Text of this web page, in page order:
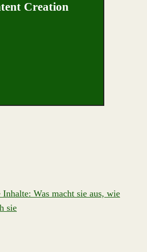
Creation
Inhalte: Was macht sie aus, wie
sie